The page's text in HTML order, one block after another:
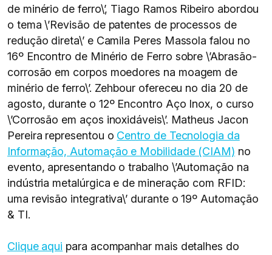
de minério de ferro\’, Tiago Ramos Ribeiro abordou
o tema \’Revisão de patentes de processos de
redução direta\’ e Camila Peres Massola falou no
16º Encontro de Minério de Ferro sobre \’Abrasão-
corrosão em corpos moedores na moagem de
minério de ferro\’. Zehbour ofereceu no dia 20 de
agosto, durante o 12º Encontro Aço Inox, o curso
\’Corrosão em aços inoxidáveis\’.​ Matheus Jacon
Pereira representou o Centro de Tecnologia da
Informação, Automação e Mobilidade (CIAM) no
evento, apresentando o trabalho \’Automação na
indústria metalúrgica e de mineração com RFID:
uma revisão integrativa\’ durante o 19º Automação
& TI.
Clique aqui para acompanhar mais detalhes do